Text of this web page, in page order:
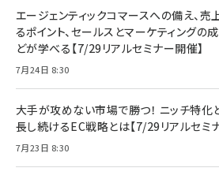
エージェンティックコマースへの備え、
るポイント、セールスとマーケティング
どが学べる【7/29リアルセミナー開催】
7月24日 8:30
大手が攻めない市場で勝つ！ ニッチ特
長し続けるEC戦略とは【7/29リアルセミ
7月23日 8:30